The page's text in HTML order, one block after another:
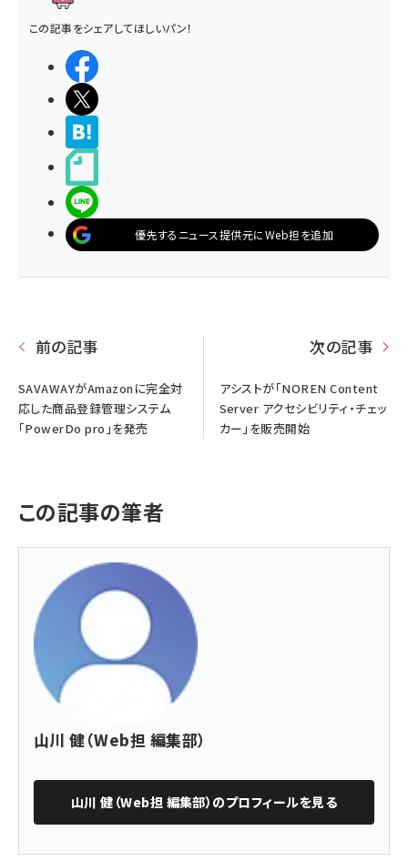
この記事をシェアしてほしいパン！
優先するニュース提供元にWeb担を追加
前の記事
SAVAWAYがAmazonに完全対
応した商品登録管理システム
「PowerDo pro」を発売
次の記事
アシストが「NOREN Content
Server アクセシビリティ・チェッ
カー」を販売開始
この記事の筆者
山川 健（Web担 編集部）
山川 健（Web担 編集部） のプロフィールを見る